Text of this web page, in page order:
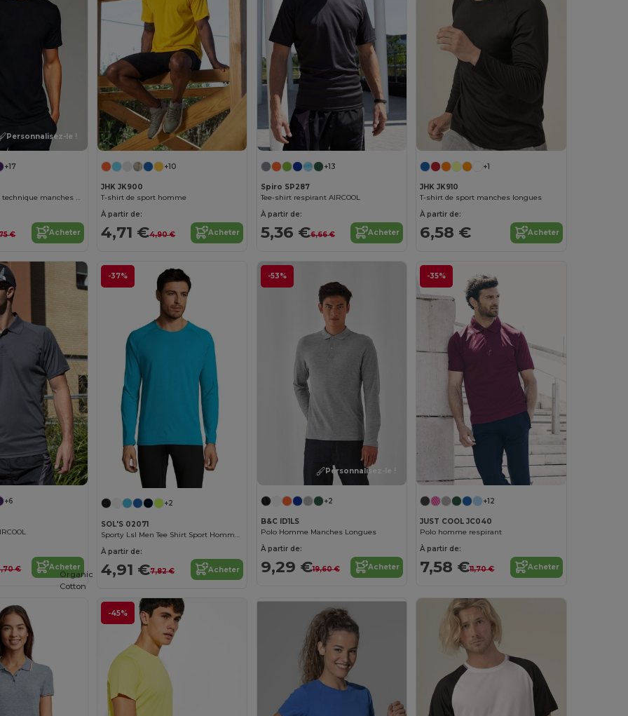
Personnalisez-le !
+17
BAHRAIN T-shirt technique manches courtes raglan
€ Acheter
+10
JHK JK900
T-shirt de sport homme
À partir de:
4,71 €4,90 € Acheter
+13
Spiro SP287
Tee-shirt respirant AIRCOOL
À partir de:
5,36 €6,66 € Acheter
+1
JHK JK910
T-shirt de sport manches longues
À partir de:
6,58 € Acheter
+6
€ Acheter
-37%
+2
SOL'S 02071
Sporty Lsl Men Tee Shirt Sport Homme Manches Longues
À partir de:
4,91 €7,82 € Acheter
-53%
Personnalisez-le !
+2
B&C ID1LS
Polo Homme Manches Longues
À partir de:
9,29 €19,60 € Acheter
-35%
+12
JUST COOL JC040
Polo homme respirant
À partir de:
7,58 €11,70 € Acheter
-45%
Organic
Cotton